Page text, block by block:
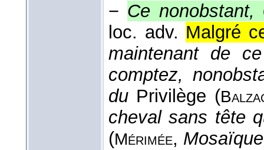
− Ce nonobstant,
loc. adv. Malgré
maintenant de
comptez,
du Privilège (
cheval sans tête
(Mérimée,